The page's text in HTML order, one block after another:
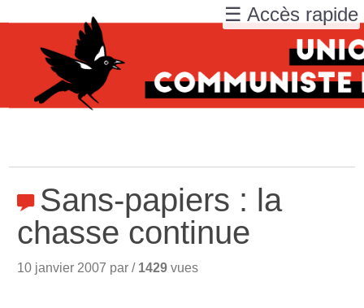
Sans-papiers : la
chasse continue
10 janvier 2007 par / 1429 vues
☰ Accès rapide